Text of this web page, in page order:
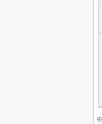
※